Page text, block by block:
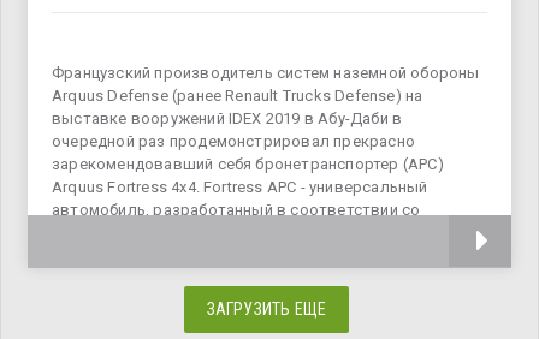
Французский производитель систем наземной обороны
Arquus Defense (ранее Renault Trucks Defense) на
выставке вооружений IDEX 2019 в Абу-Даби в
очередной раз продемонстрировал прекрасно
зарекомендовавший себя бронетранспортер (APC)
Arquus Fortress 4х4. Fortress APC - универсальный
автомобиль, разработанный в соответствии со
ЗАГРУЗИТЬ ЕЩЕ